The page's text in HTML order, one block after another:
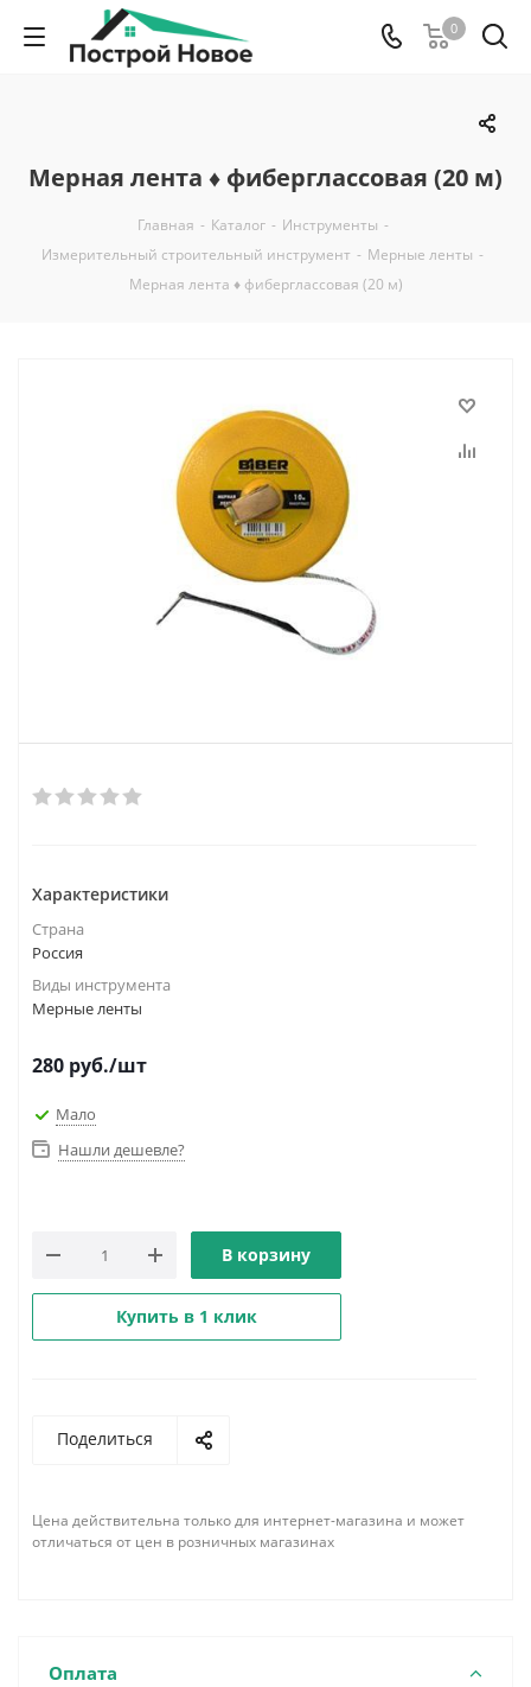
0
Мерная лента ♦ фиберглассовая (20 м)
Главная - Каталог - Инструменты -
Измерительный строительный инструмент - Мерные ленты -
Мерная лента ♦ фиберглассовая (20 м)
Характеристики
Страна
Россия
Виды инструмента
Мерные ленты
280 руб./шт
Мало
Нашли дешевле?
В корзину
Купить в 1 клик
Поделиться
Цена действительна только для интернет-магазина и может
отличаться от цен в розничных магазинах
Оплата